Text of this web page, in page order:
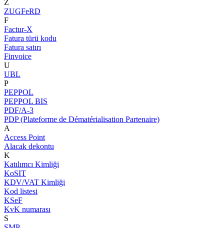
Z
ZUGFeRD
F
Factur-X
Fatura türü kodu
Fatura satırı
Finvoice
U
UBL
P
PEPPOL
PEPPOL BIS
PDF/A-3
PDP (Plateforme de Dématérialisation Partenaire)
A
Access Point
Alacak dekontu
K
Katılımcı Kimliği
KoSIT
KDV/VAT Kimliği
Kod listesi
KSeF
KvK numarası
S